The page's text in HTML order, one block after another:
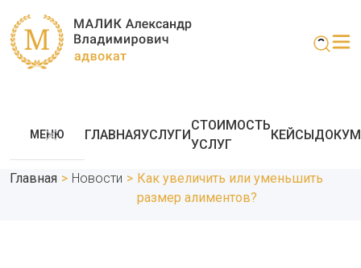
МЕНЮ ГЛАВНАЯУСЛУГИ
СТОИМОСТЬ
УСЛУГ
КЕЙСЫ
Главная > Новости > Как увеличить или уменьшить
размер алиментов?